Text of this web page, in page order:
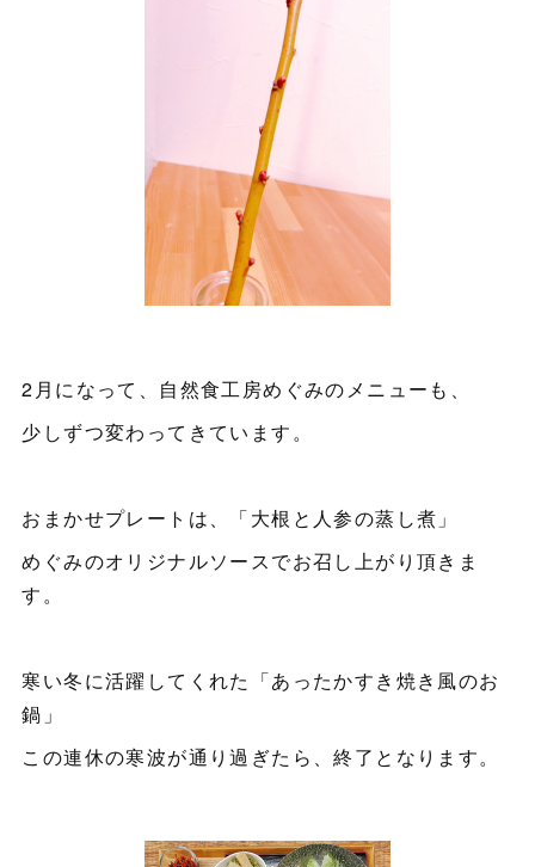
2月になって、自然食工房めぐみのメニューも、
少しずつ変わってきています。
おまかせプレートは、「大根と人参の蒸し煮」
めぐみのオリジナルソースでお召し上がり頂きま
す。
寒い冬に活躍してくれた「あったかすき焼き風のお
鍋」
この連休の寒波が通り過ぎたら、終了となります。